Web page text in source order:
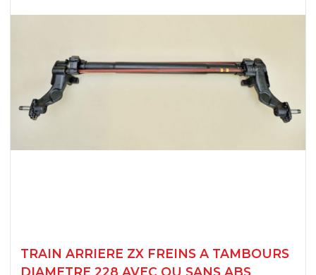
TRAIN ARRIERE ZX FREINS A TAMBOURS
DIAMETRE 228 AVEC OU SANS ABS